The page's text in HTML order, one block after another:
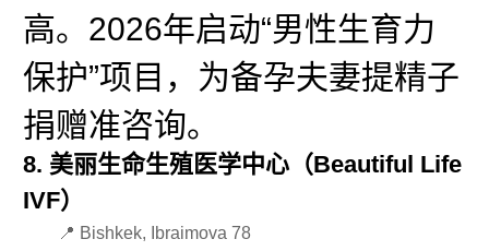
高。2026年启动“男性生育力
保护”项目，为备孕夫妻提精子
捐赠准咨询。
8. 美丽生命生殖医学中心（Beautiful Life
IVF）
📍 Bishkek, Ibraimova 78